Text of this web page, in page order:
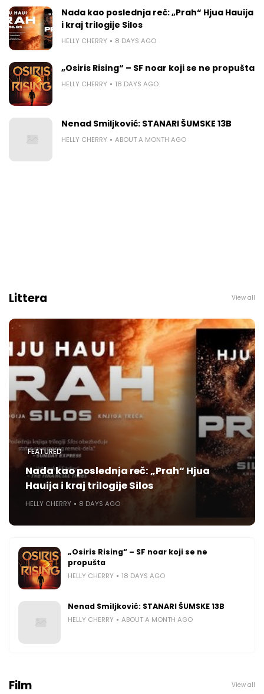
Nada kao poslednja reč: „Prah“ Hjua Hauija
i kraj trilogije Silos
HELLY CHERRY 8 DAYS AGO
„Osiris Rising“ – SF noar koji se ne propušta
HELLY CHERRY 18 DAYS AGO
Nenad Smiljković: STANARI ŠUMSKE 13B
HELLY CHERRY ABOUT A MONTH AGO
Littera View all
FEATURED
Nada kao poslednja reč: „Prah“ Hjua
Hauija i kraj trilogije Silos
HELLY CHERRY 8 DAYS AGO
„Osiris Rising“ – SF noar koji se ne
propušta
HELLY CHERRY 18 DAYS AGO
Nenad Smiljković: STANARI ŠUMSKE 13B
HELLY CHERRY ABOUT A MONTH AGO
Film View all